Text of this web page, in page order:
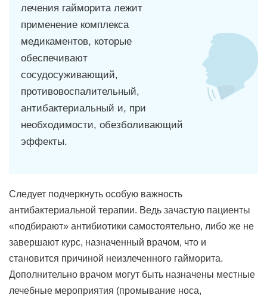
лечения гайморита лежит
применение комплекса
медикаментов, которые
обеспечивают
сосудосуживающий,
противовоспалительный,
антибактериальный и, при
необходимости, обезболивающий
эффекты.
Следует подчеркнуть особую важность
антибактериальной терапии. Ведь зачастую пациенты
«подбирают» антибиотики самостоятельно, либо же не
завершают курс, назначенный врачом, что и
становится причиной неизлеченного гайморита.
Дополнительно врачом могут быть назначены местные
лечебные мероприятия (промывание носа,